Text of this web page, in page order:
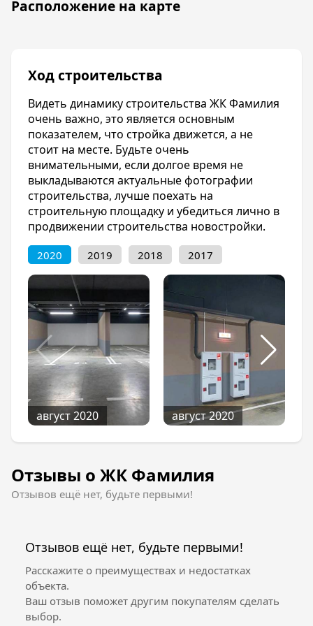
автостоянка. Для отдыха всей семьёй будет
Квартиры в ЖК Фамилия г. Краснодар можно
купить с предчистовой отделкой. В квартирах
будет произведена следующая работа:
-сделана стяжка пола -оштукатуренные стены,
сделаны откосы для окон -застеклены
балконы и лоджии -установлен щиток,
разведены провода -установлены панельные
радиаторы О ЖК Фамилия г. Краснодар на
официальном сайте застройщика,много
дополнительной информации, о ценах,
планировках, о ходе строительства.Там же вы
о ЖК Фамилия Квартиры можно приобрести в
ипотеку, рассрочку, а также
воспользовавшись своим материнским
капиталом.
Расположение на карте
Ход строительства
Видеть динамику строительства ЖК Фамилия
очень важно, это является основным
показателем, что стройка движется, а не
стоит на месте. Будьте очень
внимательными, если долгое время не
выкладываются актуальные фотографии
строительства, лучше поехать на
строительную площадку и убедиться лично в
продвижении строительства новостройки.
2020 2019 2018 2017
август 2020 август 2020
Отзывы о ЖК Фамилия
Отзывов ещё нет, будьте первыми!
Отзывов ещё нет, будьте первыми!
Расскажите о преимуществах и недостатках
объекта.
Ваш отзыв поможет другим покупателям сделать
выбор.